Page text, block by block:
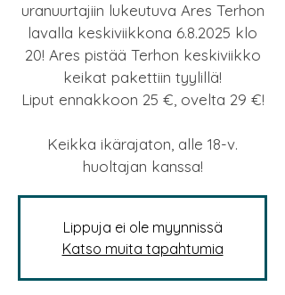
uranuurtajiin lukeutuva Ares Terhon
lavalla keskiviikkona 6.8.2025 klo
20! Ares pistää Terhon keskiviikko
keikat pakettiin tyylillä!
Liput ennakkoon 25 €, ovelta 29 €!
Keikka ikärajaton, alle 18-v.
huoltajan kanssa!
Lippuja ei ole myynnissä
Katso muita tapahtumia